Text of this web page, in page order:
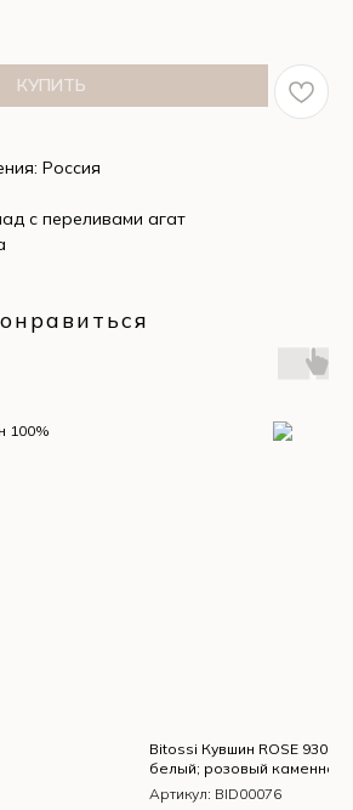
КУПИТЬ
Россия
с переливами агат
100%
Bitossi Кувшин ROSE 930
белый; розовый каменная
керамика)
Артикул: BID00076